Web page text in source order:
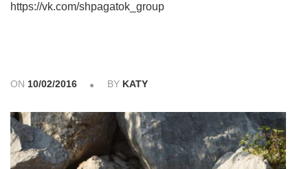
https://vk.com/shpagatok_group
ON 10/02/2016 BY KATY